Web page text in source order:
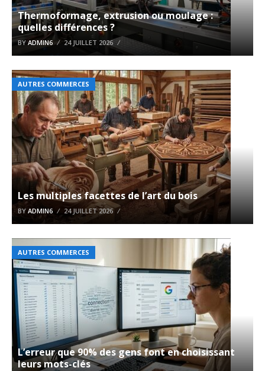
Thermoformage, extrusion ou moulage :
quelles différences ?
BY ADMIN6 24 JUILLET 2026
AUTRES COMMERCES
Les multiples facettes de l’art du bois
BY ADMIN6 24 JUILLET 2026
AUTRES COMMERCES
L’erreur que 90% des gens font en choisissant
leurs mots-clés